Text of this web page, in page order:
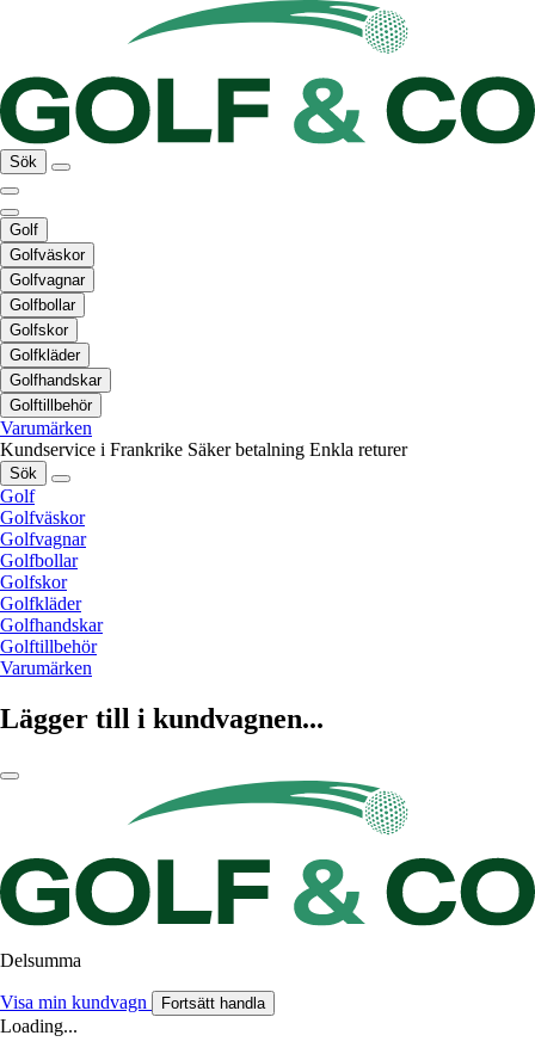
Sök
Golf
Golfväskor
Golfvagnar
Golfbollar
Golfskor
Golfkläder
Golfhandskar
Golftillbehör
Varumärken
Kundservice i Frankrike Säker betalning Enkla returer
Sök
Golf
Golfväskor
Golfvagnar
Golfbollar
Golfskor
Golfkläder
Golfhandskar
Golftillbehör
Varumärken
Lägger till i kundvagnen...
Delsumma
Visa min kundvagn Fortsätt handla
Loading...